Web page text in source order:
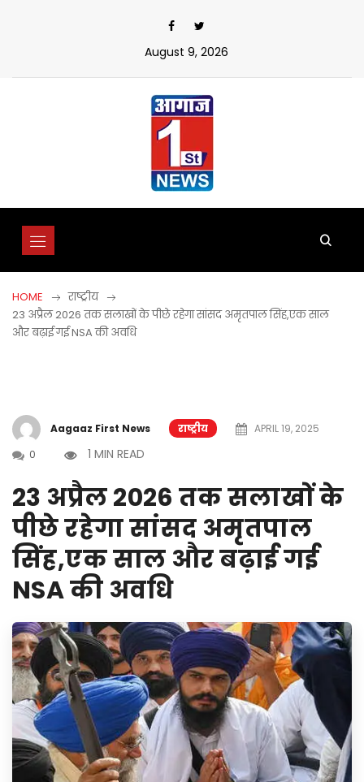
August 9, 2026
HOME
राष्ट्रीय
23 अप्रैल 2026 तक सलाखों के पीछे रहेगा सांसद अमृतपाल सिंह,एक साल
और बढ़ाई गई NSA की अवधि
Aagaaz First News राष्ट्रीय
APRIL 19, 2025
0
1 MIN READ
23 अप्रैल 2026 तक सलाखों के
पीछे रहेगा सांसद अमृतपाल
सिंह,एक साल और बढ़ाई गई
NSA की अवधि